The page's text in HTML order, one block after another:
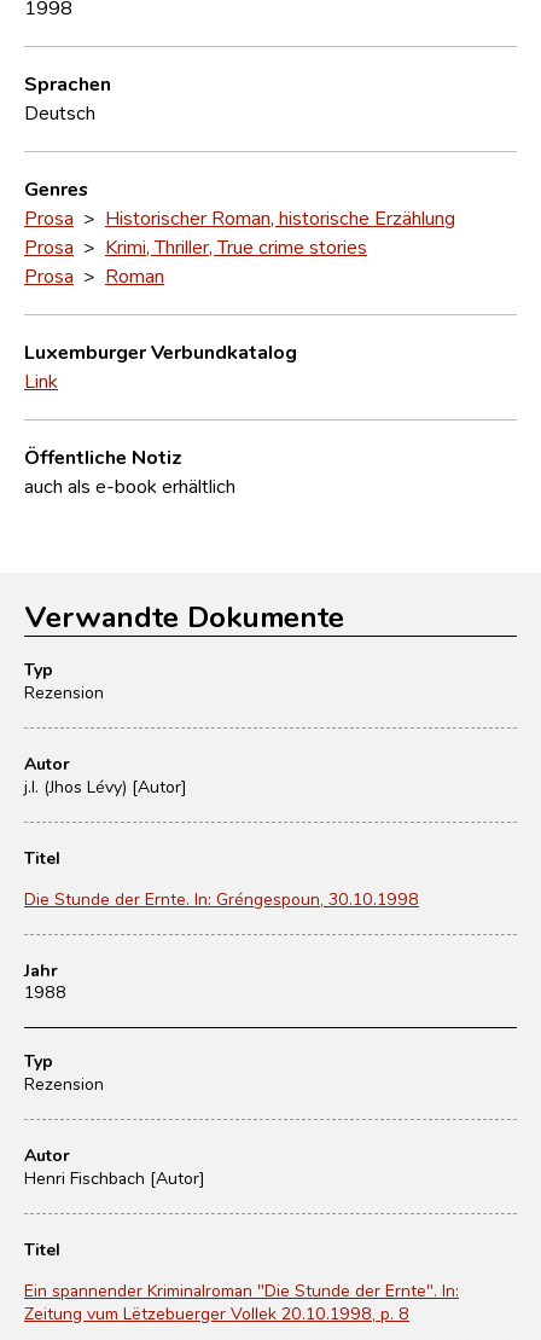
1998
Sprachen
Deutsch
Genres
Prosa > Historischer Roman, historische Erzählung
Prosa > Krimi, Thriller, True crime stories
Prosa > Roman
Luxemburger Verbundkatalog
Link
Öffentliche Notiz
auch als e-book erhältlich
Verwandte Dokumente
Typ
Rezension
Autor
j.l. (Jhos Lévy) [Autor]
Titel
Die Stunde der Ernte. In: Gréngespoun, 30.10.1998
Jahr
1988
Typ
Rezension
Autor
Henri Fischbach [Autor]
Titel
Ein spannender Kriminalroman "Die Stunde der Ernte". In:
Zeitung vum Lëtzebuerger Vollek 20.10.1998, p. 8